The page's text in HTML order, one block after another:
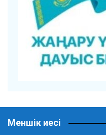
Меншік иесі